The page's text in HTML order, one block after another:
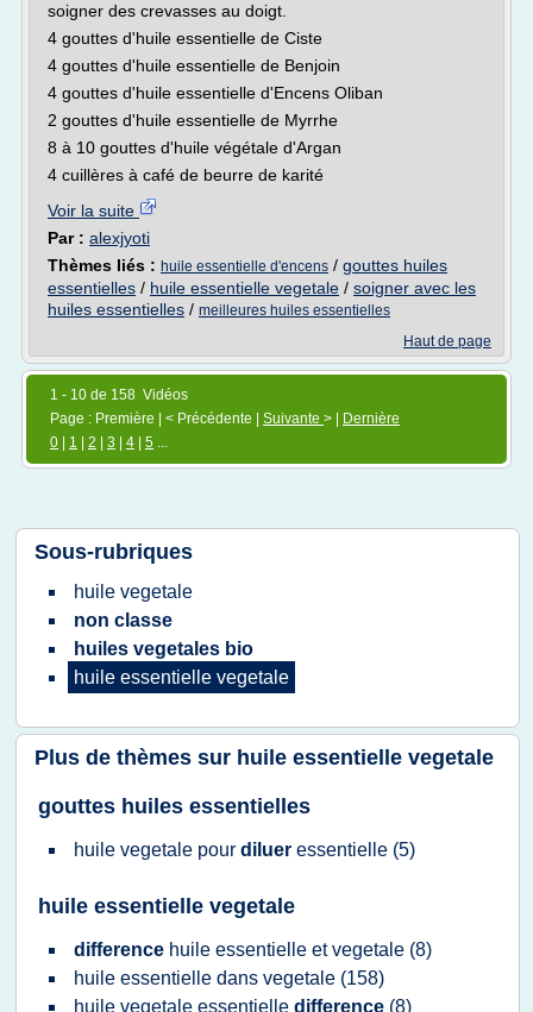
soigner des crevasses au doigt.
4 gouttes d'huile essentielle de Ciste
4 gouttes d'huile essentielle de Benjoin
4 gouttes d'huile essentielle d'Encens Oliban
2 gouttes d'huile essentielle de Myrrhe
8 à 10 gouttes d'huile végétale d'Argan
4 cuillères à café de beurre de karité
Voir la suite
Par : alexjyoti
Thèmes liés : huile essentielle d'encens / gouttes huiles
essentielles / huile essentielle vegetale / soigner avec les
huiles essentielles / meilleures huiles essentielles
Haut de page
1 - 10 de 158 Vidéos
Page : Première | < Précédente | Suivante > |
Dernière
0
1 2 3 4 5 ...
Sous-rubriques
huile vegetale
non classe
huiles vegetales bio
huile essentielle vegetale
Plus de thèmes sur huile essentielle vegetale
gouttes huiles essentielles
huile vegetale pour diluer essentielle (5)
huile essentielle vegetale
difference huile essentielle etvegetale (8)
huile essentielle dans vegetale (158)
huile vegetale essentielle difference (8)